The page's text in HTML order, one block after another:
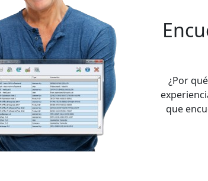
¿Por
que